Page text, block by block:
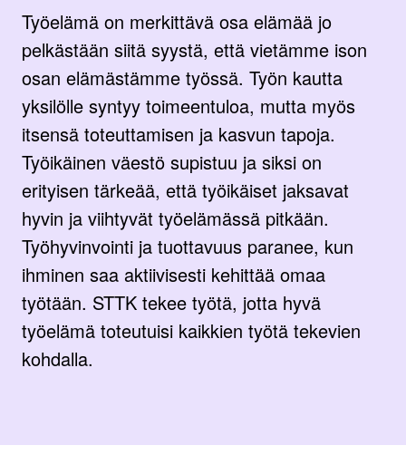
Työelämä on merkittävä osa elämää jo
pelkästään siitä syystä, että vietämme ison
osan elämästämme työssä. Työn kautta
yksilölle syntyy toimeentuloa, mutta myös
itsensä toteuttamisen ja kasvun tapoja.
Työikäinen väestö supistuu ja siksi on
erityisen tärkeää, että työikäiset jaksavat
hyvin ja viihtyvät työelämässä pitkään.
Työhyvinvointi ja tuottavuus paranee, kun
ihminen saa aktiivisesti kehittää omaa
työtään. STTK tekee työtä, jotta hyvä
työelämä toteutuisi kaikkien työtä tekevien
kohdalla.